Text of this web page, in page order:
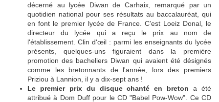
décerné au lycée Diwan de Carhaix, remarqué par un
quotidien national pour ses résultats au baccalauréat, qui
en font le premier lycée de France. C'est Loeiz Donal, le
directeur du lycée qui a reçu le prix au nom de
l'établissement. Clin d'œil : parmi les enseignants du lycée
présents, quelques-uns figuraient dans la première
promotion des bacheliers Diwan qui avaient été désignés
comme les bretonnants de l'année, lors des premiers
Priziou à Lannion, il y a dix-sept ans !
Le premier prix du disque chanté en breton a été
attribué à Dom Duff pour le CD "Babel Pow-Wow". Ce CD